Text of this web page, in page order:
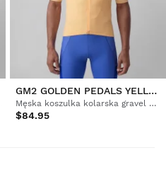
GM2 GOLDEN PEDALS YELLOW
Męska koszulka kolarska gravel z krótkim rękawem
$84.95